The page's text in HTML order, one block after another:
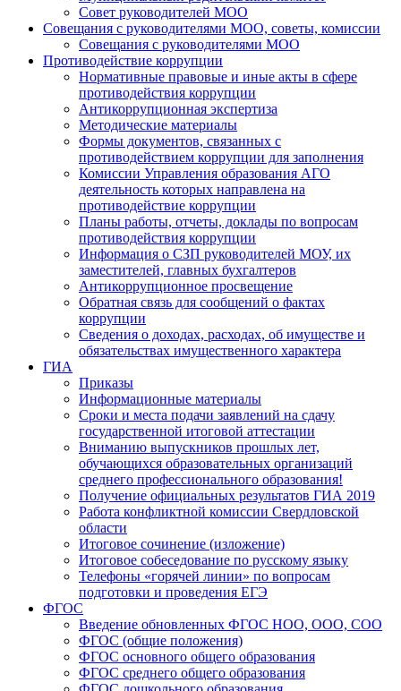
Совет руководителей МОО
Совещания с руководителями МОО, советы, комиссии
Совещания с руководителями МОО
Противодействие коррупции
Нормативные правовые и иные акты в сфере
противодействия коррупции
Антикоррупционная экспертиза
Методические материалы
Формы документов, связанных с
противодействием коррупции для заполнения
Комиссии Управления образования АГО
деятельность которых направлена на
противодействие коррупции
Планы работы, отчеты, доклады по вопросам
противодействия коррупции
Информация о СЗП руководителей МОУ, их
заместителей, главных бухгалтеров
Антикоррупционное просвещение
Обратная связь для сообщений о фактах
коррупции
Сведения о доходах, расходах, об имуществе и
обязательствах имущественного характера
ГИА
Приказы
Информационные материалы
Сроки и места подачи заявлений на сдачу
государственной итоговой аттестации
Вниманию выпускников прошлых лет,
обучающихся образовательных организаций
среднего профессионального образования!
Получение официальных результатов ГИА 2019
Работа конфликтной комиссии Свердловской
области
Итоговое сочинение (изложение)
Итоговое собеседование по русскому языку
Телефоны «горячей линии» по вопросам
подготовки и проведения ЕГЭ
ФГОС
Введение обновленных ФГОС НОО, ООО, СОО
ФГОС (общие положения)
ФГОС основного общего образования
ФГОС среднего общего образования